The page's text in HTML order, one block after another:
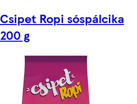
Csipet Ropi sóspálcika
200 g